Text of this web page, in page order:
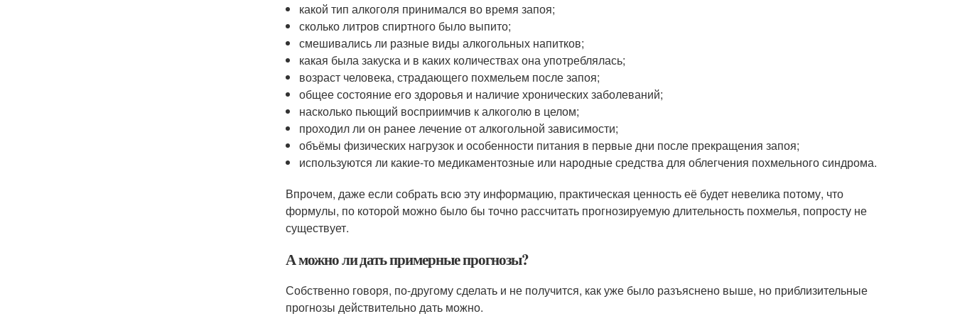
какой тип алкоголя принимался во время запоя;
сколько литров спиртного было выпито;
смешивались ли разные виды алкогольных напитков;
какая была закуска и в каких количествах она употреблялась;
возраст человека, страдающего похмельем после запоя;
общее состояние его здоровья и наличие хронических заболеваний;
насколько пьющий восприимчив к алкоголю в целом;
проходил ли он ранее лечение от алкогольной зависимости;
объёмы физических нагрузок и особенности питания в первые дни после прекращения запоя;
используются ли какие-то медикаментозные или народные средства для облегчения похмельного синдрома.
Впрочем, даже если собрать всю эту информацию, практическая ценность её будет невелика потому, что
формулы, по которой можно было бы точно рассчитать прогнозируемую длительность похмелья, попросту не
существует.
А можно ли дать примерные прогнозы?
Собственно говоря, по-другому сделать и не получится, как уже было разъяснено выше, но приблизительные
прогнозы действительно дать можно.